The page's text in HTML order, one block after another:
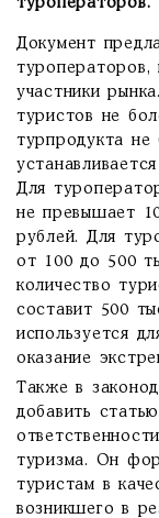
туроператоров.
Документ
туроператоров,
участники
туристов не
турпродукта не
Для
не превышает
рублей. Для
от 100 до 500
количество
составит 500
используется
оказание
Также в
добавить
туризма. Он
туристам в
возникшего в